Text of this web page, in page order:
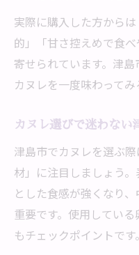
実際に購入した方から
的」「甘さ控えめで食
寄せられています。津
カヌレを一度味わってみ
カヌレ選びで迷わない
津島市でカヌレを選ぶ
材」に注目しましょう
とした食感が強くなり
重要です。使用してい
もチェックポイントです。